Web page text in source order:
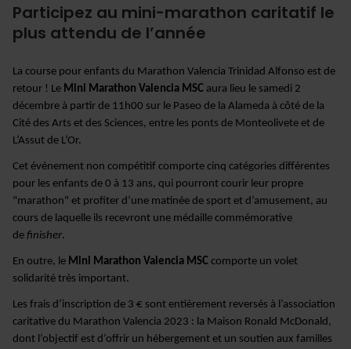
Participez au mini-marathon caritatif le
plus attendu de l’année
La course pour enfants du Marathon Valencia Trinidad Alfonso est de
retour ! Le Mini Marathon Valencia MSC aura lieu le samedi 2
décembre à partir de 11h00 sur le Paseo de la Alameda à côté de la
Cité des Arts et des Sciences, entre les ponts de Monteolivete et de
L’Assut de L’Or.
Cet événement non compétitif comporte cinq catégories différentes
pour les enfants de 0 à 13 ans, qui pourront courir leur propre
"marathon" et profiter d’une matinée de sport et d’amusement, au
cours de laquelle ils recevront une médaille commémorative
de finisher.
En outre, le Mini Marathon Valencia MSC comporte un volet
solidarité très important.
Les frais d’inscription de 3 € sont entièrement reversés à l’association
caritative du Marathon Valencia 2023 : la Maison Ronald McDonald,
dont l’objectif est d’offrir un hébergement et un soutien aux familles